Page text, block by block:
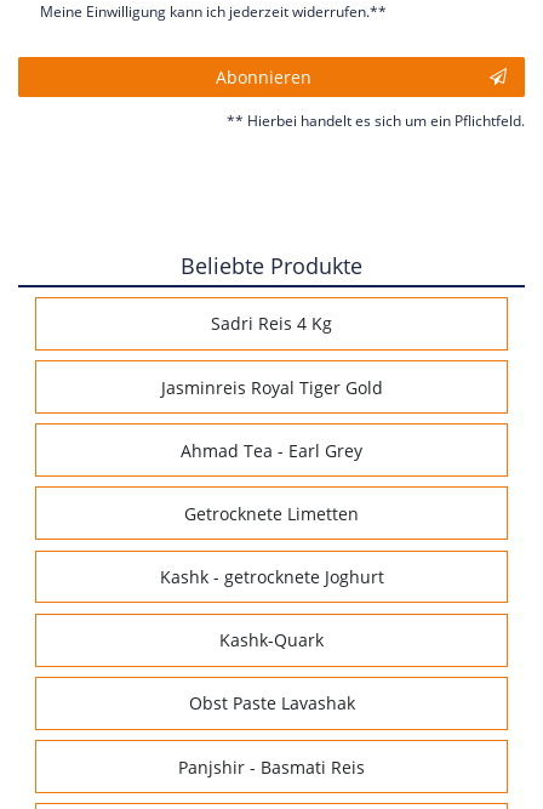
Meine Einwilligung kann ich jederzeit widerrufen.**
Abonnieren
** Hierbei handelt es sich um ein Pflichtfeld.
Beliebte Produkte
Sadri Reis 4 Kg
Jasminreis Royal Tiger Gold
Ahmad Tea - Earl Grey
Getrocknete Limetten
Kashk - getrocknete Joghurt
Kashk-Quark
Obst Paste Lavashak
Panjshir - Basmati Reis